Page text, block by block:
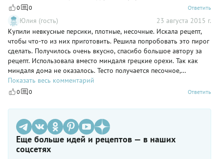
0 0 Ответить
Юлия (гость)
23 августа 2015 г.
Купили невкусные персики, плотные, несочные. Искала рецепт,
чтобы что-то из них приготовить. Решила попробовать это пирог
сделать. Получилось очень вкусно, спасибо большое автору за
рецепт. Использовала вместо миндаля грецкие орехи. Так как
миндаля дома не оказалось. Тесто получается песочное,
рассыпчатое. Начинка вкусная, хорошо дополняют орехи и джем.
Только в рецепте лучше указывать сколько муки брать в граммах.
вмешать, чтобы получилась нужная консистенция. Форму
использовала 25×25см. Остальное все по рецепту. Спасибо.
Показать весь комментарий
0 0 Ответить
Еще больше идей и рецептов — в наших
соцсетях